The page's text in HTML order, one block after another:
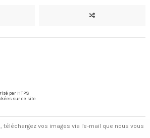
par HTPS
sur ce site
téléchargez vos images via l'e-mail que nous vous